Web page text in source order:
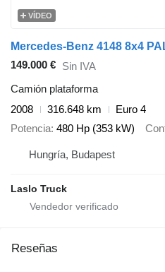
VÍDEO
Mercedes-Benz 4148 8x4
149.000 € Sin IVA
Camión plataforma
2008
316.648 km
Euro 4
Potencia 480 Hp (353 kW)
Hungría, Budapest
Laslo Truck
Reseñas